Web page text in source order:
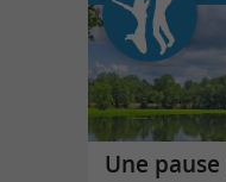
Une